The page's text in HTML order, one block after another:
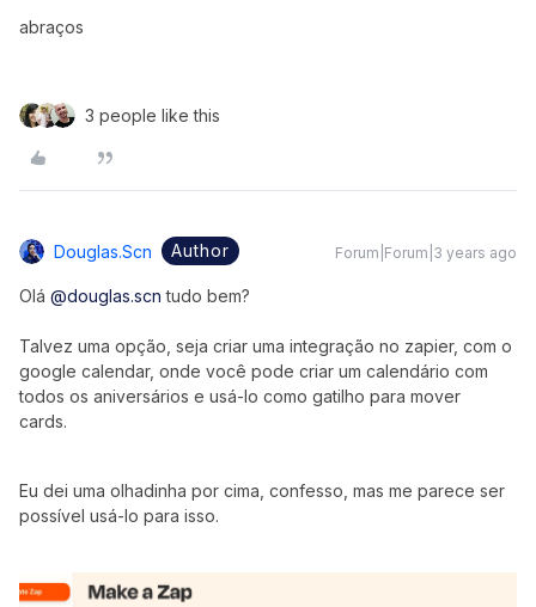
abraços
3 people like this
Douglas.scn Author Forum|Forum|3 years ago
Olá @douglas.scn tudo bem?
Talvez uma opção, seja criar uma integração no zapier, com o
google calendar, onde você pode criar um calendário com
todos os aniversários e usá-lo como gatilho para mover
cards.
Eu dei uma olhadinha por cima, confesso, mas me parece ser
possível usá-lo para isso.